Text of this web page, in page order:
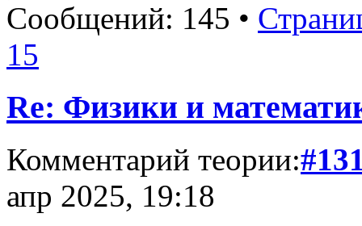
Сообщений: 145 •
15
Re: Физики и
Комментарий теории:
апр 2025, 19:18